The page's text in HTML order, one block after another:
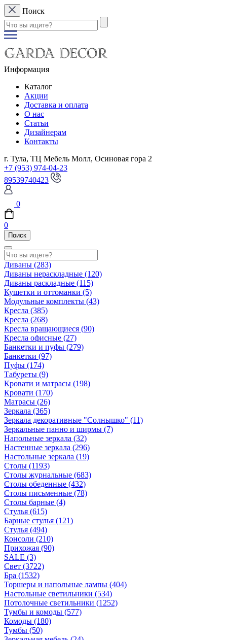
Поиск
Информация
Каталог
Акции
Доставка и оплата
О нас
Статьи
Дизайнерам
Контакты
г. Тула, ТЦ Мебель Молл, Осиновая гора 2
+7 (953) 974-04-23
89539740423
0
0
Поиск
Диваны (283)
Диваны нераскладные (120)
Диваны раскладные (115)
Кушетки и оттоманки (5)
Модульные комплекты (43)
Кресла (385)
Кресла (268)
Кресла вращающиеся (90)
Кресла офисные (27)
Банкетки и пуфы (279)
Банкетки (97)
Пуфы (174)
Табуреты (9)
Кровати и матрасы (198)
Кровати (170)
Матрасы (26)
Зеркала (365)
Зеркала декоративные "Солнышко" (11)
Зеркальные панно и ширмы (7)
Напольные зеркала (32)
Настенные зеркала (296)
Настольные зеркала (19)
Столы (1193)
Столы журнальные (683)
Столы обеденные (432)
Столы письменные (78)
Столы барные (4)
Стулья (615)
Барные стулья (121)
Стулья (494)
Консоли (210)
Прихожая (90)
SALE (3)
Свет (3722)
Бра (1532)
Торшеры и напольные лампы (404)
Настольные светильники (534)
Потолочные светильники (1252)
Тумбы и комоды (577)
Комоды (180)
Тумбы (50)